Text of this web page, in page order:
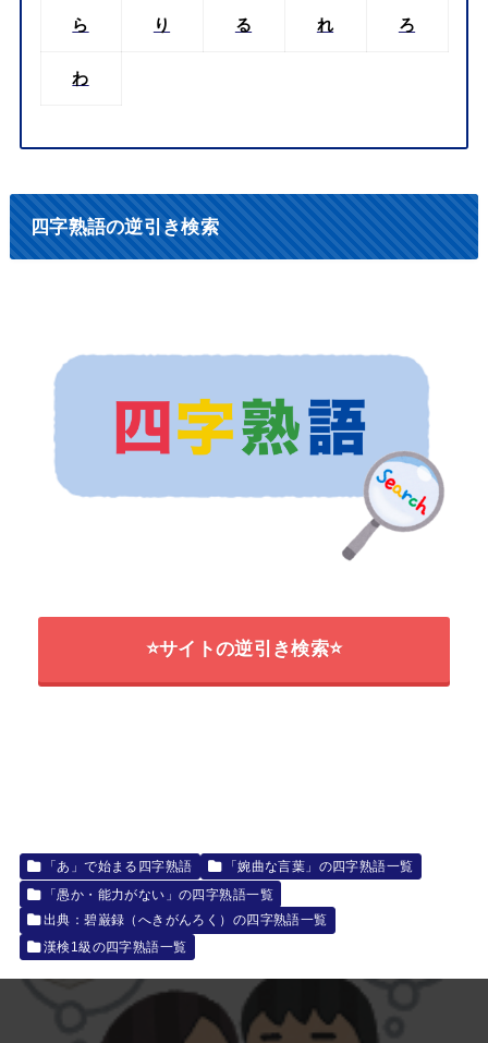
ら り る れ ろ
わ
四字熟語の逆引き検索
⭐サイトの逆引き検索⭐
「あ」で始まる四字熟語
「婉曲な言葉」の四字熟語一覧
「愚か・能力がない」の四字熟語一覧
出典：碧巌録（へきがんろく）の四字熟語一覧
漢検1級の四字熟語一覧